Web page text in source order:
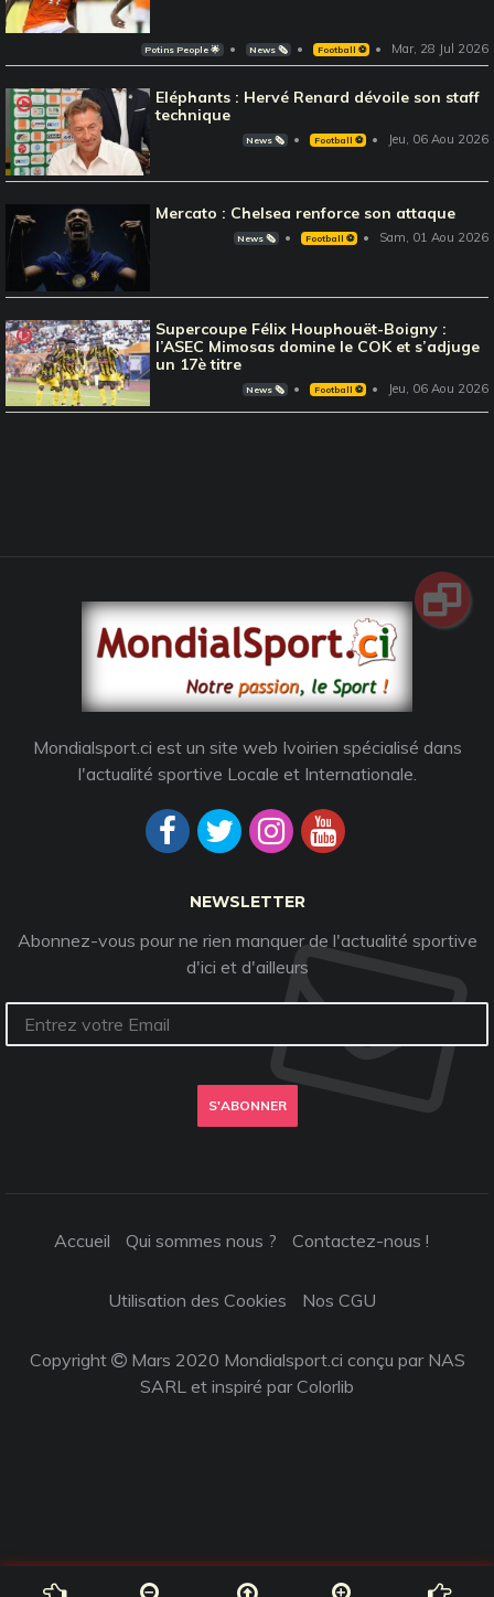
Potins People 🌟 News 🗞️ Football ⚽️ Mar, 28 Jul 2026
Eléphants : Hervé Renard dévoile son staff
technique
News 🗞️ Football ⚽️ Jeu, 06 Aou 2026
Mercato : Chelsea renforce son attaque
News 🗞️ Football ⚽️ Sam, 01 Aou 2026
Supercoupe Félix Houphouët-Boigny :
l’ASEC Mimosas domine le COK et s’adjuge
un 17è titre
News 🗞️ Football ⚽️ Jeu, 06 Aou 2026
Mondialsport.ci est un site web Ivoirien spécialisé dans
l'actualité sportive Locale et Internationale.
NEWSLETTER
Abonnez-vous pour ne rien manquer de l'actualité sportive
d'ici et d'ailleurs
S'ABONNER
Accueil Qui sommes nous ? Contactez-nous !
Utilisation des Cookies Nos CGU
Copyright
Mars 2020 Mondialsport.ci conçu par NAS
SARL et inspiré parColorlib